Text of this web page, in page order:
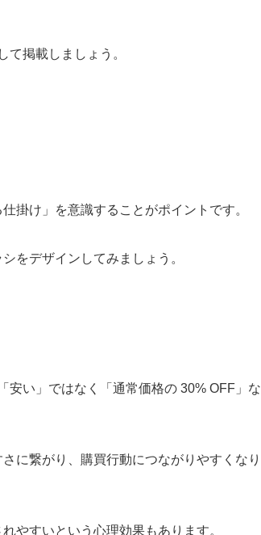
て掲載しましょう。
掛け」を意識することがポイントです。
をデザインしてみましょう。
安い」ではなく「通常価格の 30% OFF」な
に繋がり、購買行動につながりやすくなり
やすいという心理効果もあります。